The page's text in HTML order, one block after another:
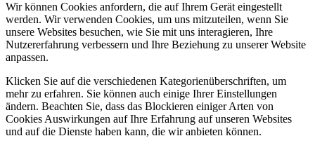
Wir können Cookies anfordern, die auf Ihrem Gerät eingestellt
werden. Wir verwenden Cookies, um uns mitzuteilen, wenn Sie
unsere Websites besuchen, wie Sie mit uns interagieren, Ihre
Nutzererfahrung verbessern und Ihre Beziehung zu unserer Website
anpassen.
Klicken Sie auf die verschiedenen Kategorienüberschriften, um
mehr zu erfahren. Sie können auch einige Ihrer Einstellungen
ändern. Beachten Sie, dass das Blockieren einiger Arten von
Cookies Auswirkungen auf Ihre Erfahrung auf unseren Websites
und auf die Dienste haben kann, die wir anbieten können.